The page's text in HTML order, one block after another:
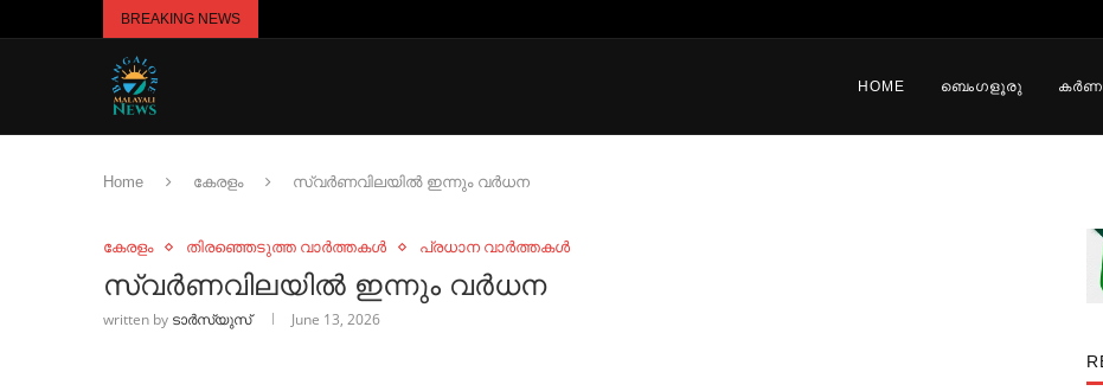
BREAKING NEWS
HOME ബെംഗളൂരു
Home കേരളം സ്വർണവിലയിൽ ഇന്നും വർധന
കേരളം തിരഞ്ഞെടുത്ത വാർത്തകൾ പ്രധാന വാർത്തകൾ
സ്വർണവിലയിൽ ഇന്നും വർധന
written by ടാർസ്യുസ് June 13, 2026